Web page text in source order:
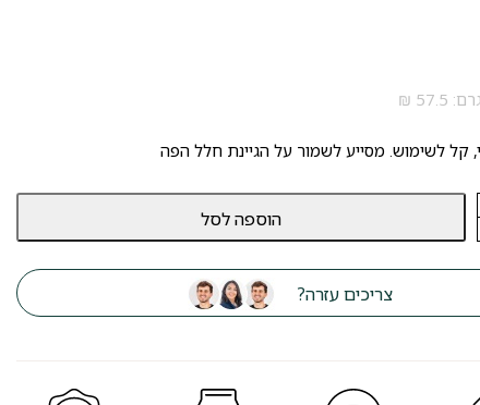
קל לשימוש. מסייע לשמור על הגיינת חלל הפה
הוספה לסל
צריכים עזרה?